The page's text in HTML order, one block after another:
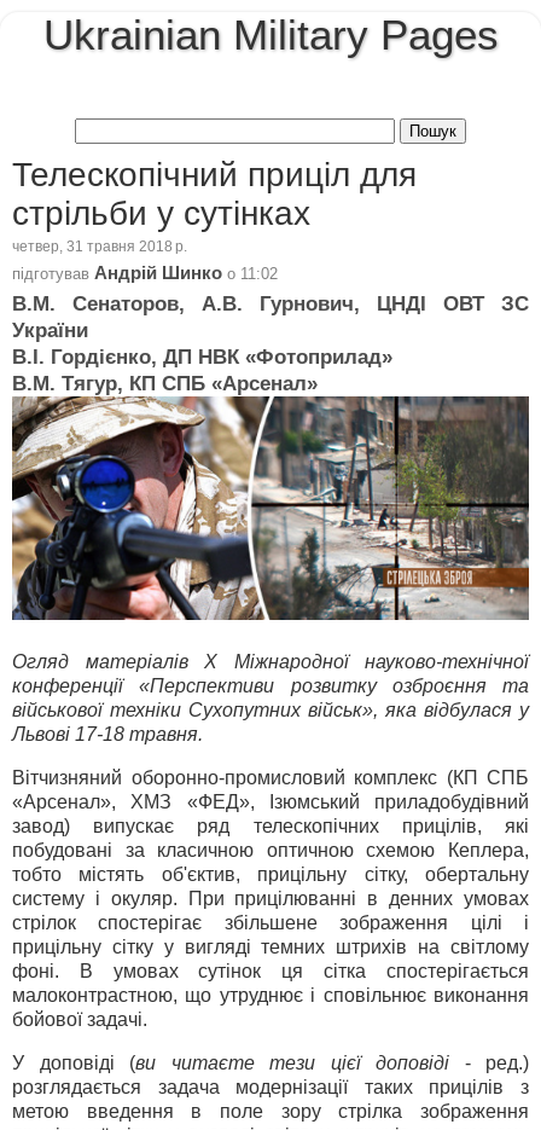
Ukrainian Military Pages
Телескопічний приціл для
стрільби у сутінках
четвер, 31 травня 2018 р.
підготував Андрій Шинко о 11:02
В.М. Сенаторов, А.В. Гурнович, ЦНДІ ОВТ ЗС
України
В.І. Гордієнко, ДП НВК «Фотоприлад»
В.М. Тягур, КП СПБ «Арсенал»
Огляд матеріалів Х Міжнародної науково-технічної
конференції «Перспективи розвитку озброєння та
військової техніки Сухопутних військ», яка відбулася у
Львові 17-18 травня.
Вітчизняний оборонно-промисловий комплекс (КП СПБ
«Арсенал», ХМЗ «ФЕД», Ізюмський приладобудівний
завод) випускає ряд телескопічних прицілів, які
побудовані за класичною оптичною схемою Кеплера,
тобто містять об'єктив, прицільну сітку, обертальну
систему і окуляр. При прицілюванні в денних умовах
стрілок спостерігає збільшене зображення цілі і
прицільну сітку у вигляді темних штрихів на світлому
фоні. В умовах сутінок ця сітка спостерігається
малоконтрастною, що утруднює і сповільнює виконання
бойової задачі.
У доповіді (ви читаєте тези цієї доповіді - ред.)
розглядається задача модернізації таких прицілів з
метою введення в поле зору стрілка зображення